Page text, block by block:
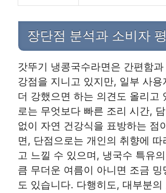
장단점 분석과 소비자
갓뚜기 냉콩국수라면은 간편함
강점을 지니고 있지만, 일부 사용
더 강했으면 하는 의견도 올리고
로는 무엇보다 빠른 조리 시간,
없이 자연 건강식을 표방하는 점
면, 단점으로는 개인의 취향에
고 느낄 수 있으며, 냉국수 특유
큼 무더운 여름이 아니면 조금 밍
도 있습니다. 다행히도, 대부분의